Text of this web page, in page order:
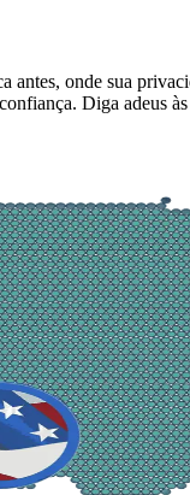
onde sua
Diga adeus